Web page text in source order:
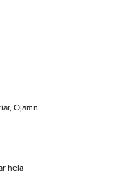
Ojämn
hela